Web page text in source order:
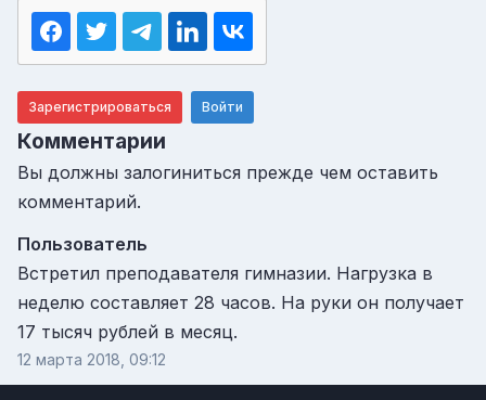
Зарегистрироваться Войти
Комментарии
Вы должны залогиниться прежде чем оставить
комментарий.
Пользователь
Встретил преподавателя гимназии. Нагрузка в
неделю составляет 28 часов. На руки он получает
17 тысяч рублей в месяц.
12 марта 2018, 09:12